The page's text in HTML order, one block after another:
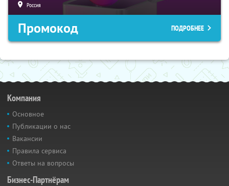
Россия
Промокод ПОДРОБНЕЕ
Компания
Основное
Публикации о нас
Вакансии
Правила сервиса
Ответы на вопросы
Бизнес-Партнёрам